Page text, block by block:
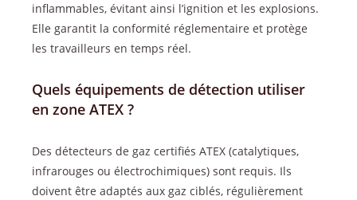
inflammables, évitant ainsi l’ignition et les explosions.
Elle garantit la conformité réglementaire et protège
les travailleurs en temps réel.
Quels équipements de détection utiliser
en zone ATEX ?
Des détecteurs de gaz certifiés ATEX (catalytiques,
infrarouges ou électrochimiques) sont requis. Ils
doivent être adaptés aux gaz ciblés, régulièrement